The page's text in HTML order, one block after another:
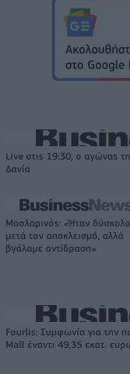
Live στις 19:30, ο αγώνας
Δανία
Μασλαρινός: «Ήταν δύσκολο
μετά τον αποκλεισμό, αλλά
βγάλαμε αντίδραση»
Fourlis: Συμφωνία για την
Mall έναντι 49,35 εκατ.